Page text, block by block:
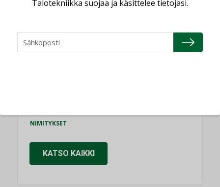
Refair
NIMITYKSET
KATSO KAIKKI
Talotekniikka suojaa ja käsittelee tietojasi.